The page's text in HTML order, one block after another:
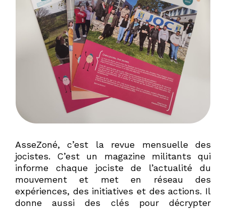
AsseZoné, c’est la revue mensuelle des
jocistes. C’est un magazine militants qui
informe chaque jociste de l’actualité du
mouvement et met en réseau des
expériences, des initiatives et des actions. Il
donne aussi des clés pour décrypter